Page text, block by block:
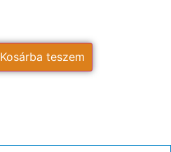
Kosárba teszem